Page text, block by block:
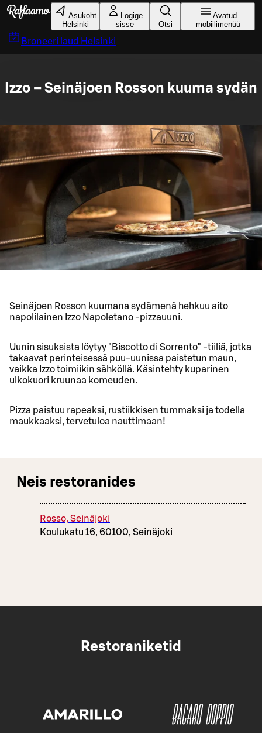
Liigu peamise sisu juurde
Asukoht
Helsinki
Logige
sisse
Otsi
Avatud
mobiilimenüü
Broneeri laud Helsinki
Izzo – Seinäjoen Rosson kuuma sydän
Seinäjoen Rosson kuumana sydämenä hehkuu aito
napolilainen Izzo Napoletano -pizzauuni.
Uunin sisuksista löytyy "Biscotto di Sorrento" -tiiliä, jotka
takaavat perinteisessä puu-uunissa paistetun maun,
vaikka Izzo toimiikin sähköllä. Käsintehty kuparinen
ulkokuori kruunaa komeuden.
Pizza paistuu rapeaksi, rustiikkisen tummaksi ja todella
maukkaaksi, tervetuloa nauttimaan!
Neis restoranides
Rosso, Seinäjoki
Koulukatu 16, 60100, Seinäjoki
Restoraniketid